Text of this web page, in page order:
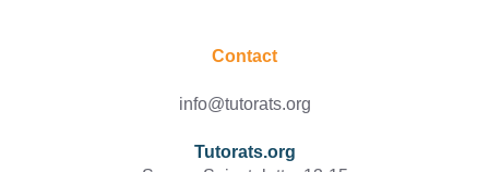
Contact
info@tutorats.org
Tutorats.org